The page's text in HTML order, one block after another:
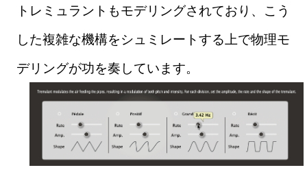
トレミュラントもモデリングされており、こう
した複雑な機構をシュミレートする上で物理モ
デリングが功を奏しています。